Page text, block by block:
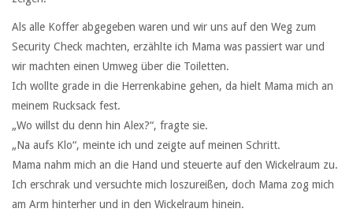
Als alle Koffer abgegeben waren und wir uns auf den Weg zum
Security Check machten, erzählte ich Mama was passiert war und
wir machten einen Umweg über die Toiletten.
Ich wollte grade in die Herrenkabine gehen, da hielt Mama mich an
meinem Rucksack fest.
„Wo willst du denn hin Alex?“, fragte sie.
„Na aufs Klo“, meinte ich und zeigte auf meinen Schritt.
Mama nahm mich an die Hand und steuerte auf den Wickelraum zu.
Ich erschrak und versuchte mich loszureißen, doch Mama zog mich
am Arm hinterher und in den Wickelraum hinein.